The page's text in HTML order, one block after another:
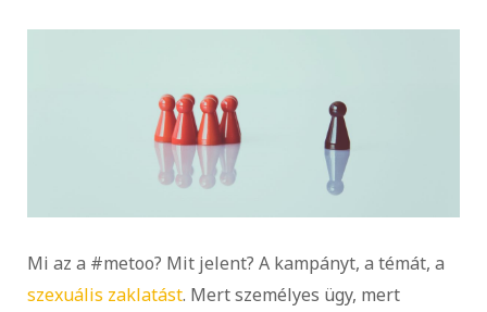
Mi az a #metoo? Mit jelent? A kampányt, a témát, a
szexuális zaklatást. Mert személyes ügy, mert